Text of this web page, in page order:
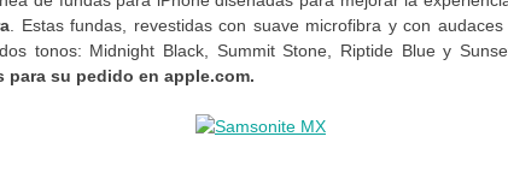
. Estas fundas, revestidas con suave microfibra y con
tonos: Midnight Black, Summit Stone, Riptide Blue y
para su pedido en apple.com.